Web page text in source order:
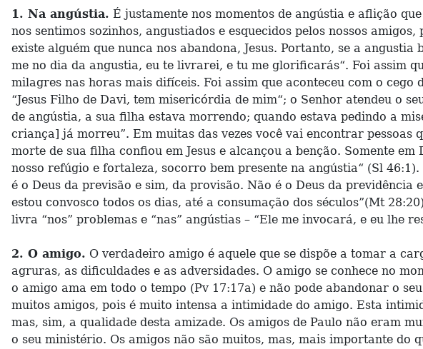
1. Na angústia. É justamente nos momentos de angústia e aflição
nos sentimos sozinhos, angustiados e esquecidos pelos nossos
existe alguém que nunca nos abandona, Jesus. Portanto, se a
me no dia da angustia, eu te livrarei, e tu me glorificarás“. Foi assim
milagres nas horas mais difíceis. Foi assim que aconteceu com o cego
“Jesus Filho de Davi, tem misericórdia de mim“; o Senhor atendeu o
de angústia, a sua filha estava morrendo; quando estava pedindo a
criança] já morreu”. Em muitas das vezes você vai encontrar
morte de sua filha confiou em Jesus e alcançou a benção. Somente
nosso refúgio e fortaleza, socorro bem presente na angústia“ (Sl
é o Deus da previsão e sim, da provisão. Não é o Deus da previdência
estou convosco todos os dias, até a consumação dos séculos”(Mt
livra “nos” problemas e “nas” angústias – “Ele me invocará, e eu
2. O amigo. O verdadeiro amigo é aquele que se dispõe a tomar a
agruras, as dificuldades e as adversidades. O amigo se conhece no
o amigo ama em todo o tempo (Pv 17:17a) e não pode abandonar o
muitos amigos, pois é muito intensa a intimidade do amigo. Esta
mas, sim, a qualidade desta amizade. Os amigos de Paulo não eram
o seu ministério. Os amigos não são muitos, mas, mais importante do